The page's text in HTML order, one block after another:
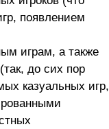
появлением
играм, а также
до сих пор
казуальных игр,